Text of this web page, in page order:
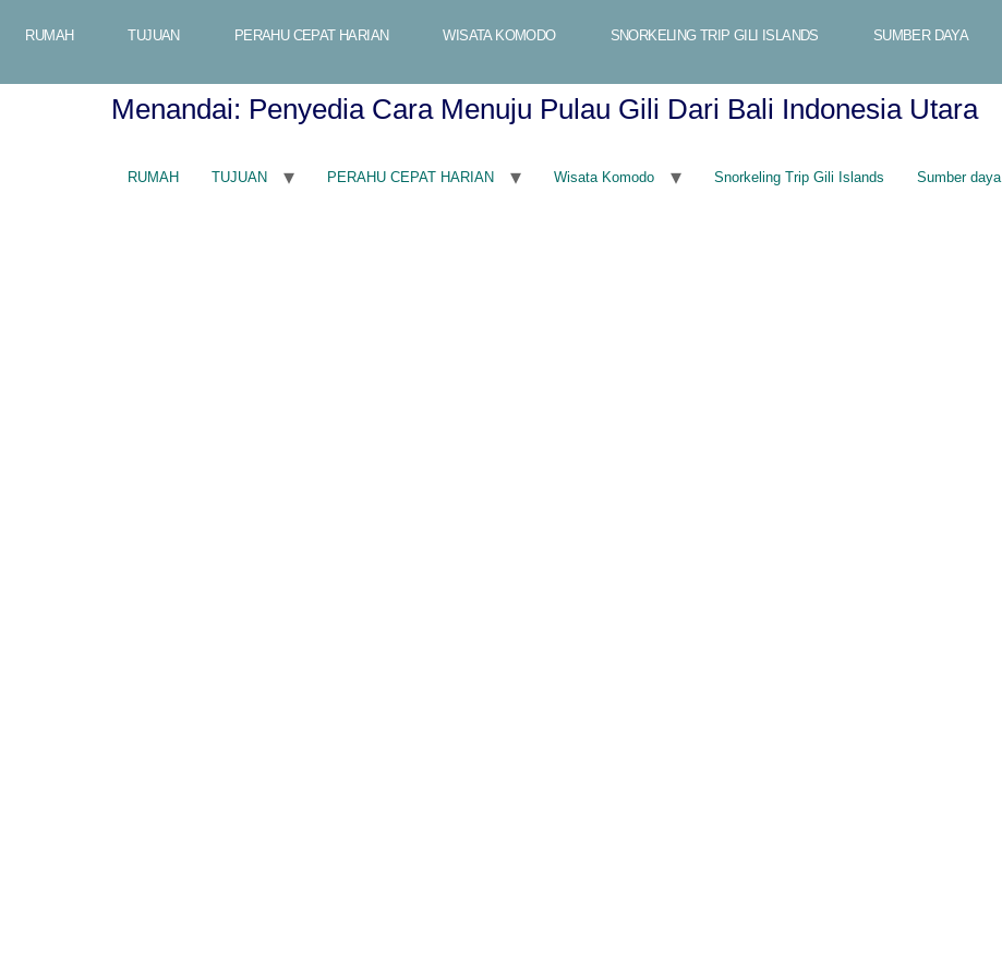
RUMAH TUJUAN PERAHU CEPAT HARIAN WISATA KOMODO SNORKELING TRIP GILI ISLANDS SUMBER DAYA
Menandai: Penyedia Cara Menuju Pulau Gili Dari Bali Indonesia Utara
RUMAH TUJUAN PERAHU CEPAT HARIAN Wisata Komodo Snorkeling Trip Gili Islands
Sumber daya